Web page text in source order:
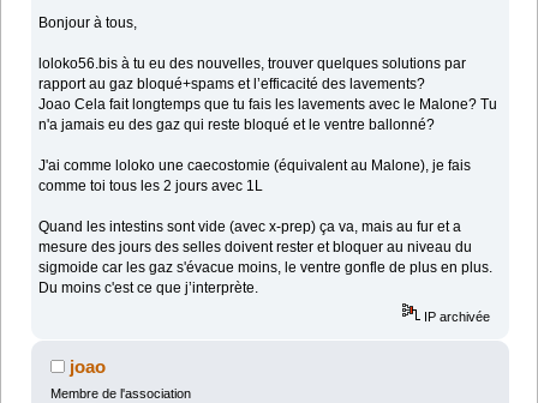
Bonjour à tous,
loloko56.bis à tu eu des nouvelles, trouver quelques solutions par
rapport au gaz bloqué+spams et l’efficacité des lavements?
Joao Cela fait longtemps que tu fais les lavements avec le Malone? Tu
n'a jamais eu des gaz qui reste bloqué et le ventre ballonné?
J'ai comme loloko une caecostomie (équivalent au Malone), je fais
comme toi tous les 2 jours avec 1L
Quand les intestins sont vide (avec x-prep) ça va, mais au fur et a
mesure des jours des selles doivent rester et bloquer au niveau du
sigmoide car les gaz s'évacue moins, le ventre gonfle de plus en plus.
Du moins c'est ce que j’interprète.
IP archivée
joao
Membre de l'association